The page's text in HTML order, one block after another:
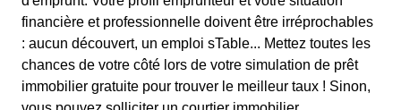
financière et professionnelle doivent être irréprochables
: aucun découvert, un emploi sTable... Mettez toutes les
chances de votre côté lors de votre simulation de prêt
immobilier gratuite pour trouver le meilleur taux ! Sinon,